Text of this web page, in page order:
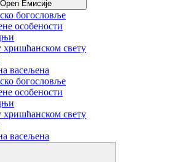
Open Емисије
богословље
особености
хришћанском свету
васељена
богословље
особености
хришћанском свету
васељена